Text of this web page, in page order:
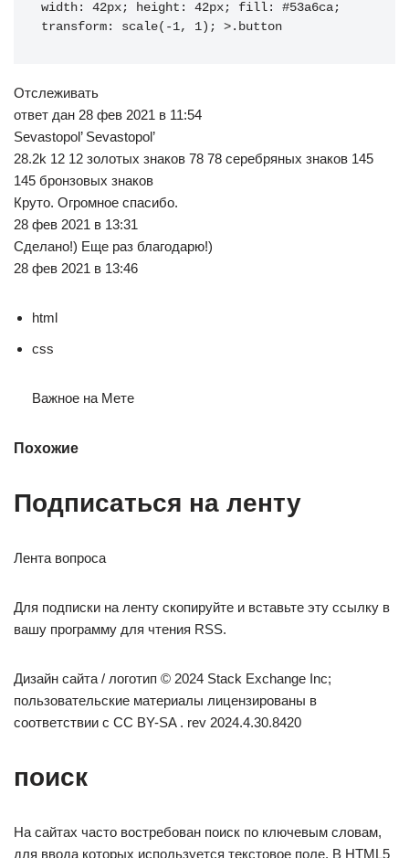
width: 42px; height: 42px; fill: #53a6ca;
transform: scale(-1, 1); >.button
Отслеживать
ответ дан 28 фев 2021 в 11:54
Sevastopol’ Sevastopol’
28.2k 12 12 золотых знаков 78 78 серебряных знаков 145
145 бронзовых знаков
Круто. Огромное спасибо.
28 фев 2021 в 13:31
Сделано!) Еще раз благодарю!)
28 фев 2021 в 13:46
html
css
Важное на Мете
Похожие
Подписаться на ленту
Лента вопроса
Для подписки на ленту скопируйте и вставьте эту ссылку в
вашу программу для чтения RSS.
Дизайн сайта / логотип © 2024 Stack Exchange Inc;
пользовательские материалы лицензированы в
соответствии с CC BY-SA . rev 2024.4.30.8420
поиск
На сайтах часто востребован поиск по ключевым словам,
для ввода которых используется текстовое поле. В HTML5